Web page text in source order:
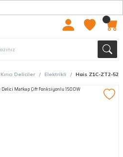
Kırıcı Deliciler Elektrikli Hais Z1C-ZT2-52